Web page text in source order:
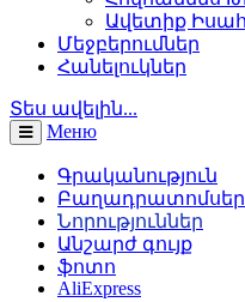
Ավետիք
Մեջբերումներ
Հանելուկներ
Տես ավելին...
Меню
Գրականություն
Բաղադրատոմսեր
Նորություններ
Անշարժ գույք
ֆոտո
AliExpress